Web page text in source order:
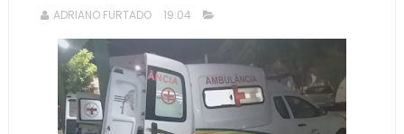
ADRIANO FURTADO 19:04